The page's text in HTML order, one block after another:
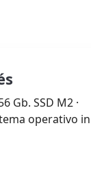
Gb. SSD M2 ·
operativo in